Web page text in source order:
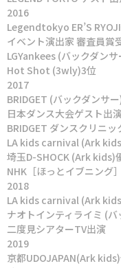
2016
Legendtokyo ER’S
イベント演出家 審査員賞
LGYankees (バックダンサ
Hot Shot (3wly)3位
2017
BRIDGET (バックダンサ
日本ダンス大会ゲスト出
BRIDGET ダンスクリニ
LA kids carnival (Ark
埼玉D-SHOCK (Ark kids)
NHK［ほっとイブニング
2018
LA kids carnival (Ark
ナオトインティライミ (
二度見シアターTV出演
2019
京都UDOJAPAN(Ark